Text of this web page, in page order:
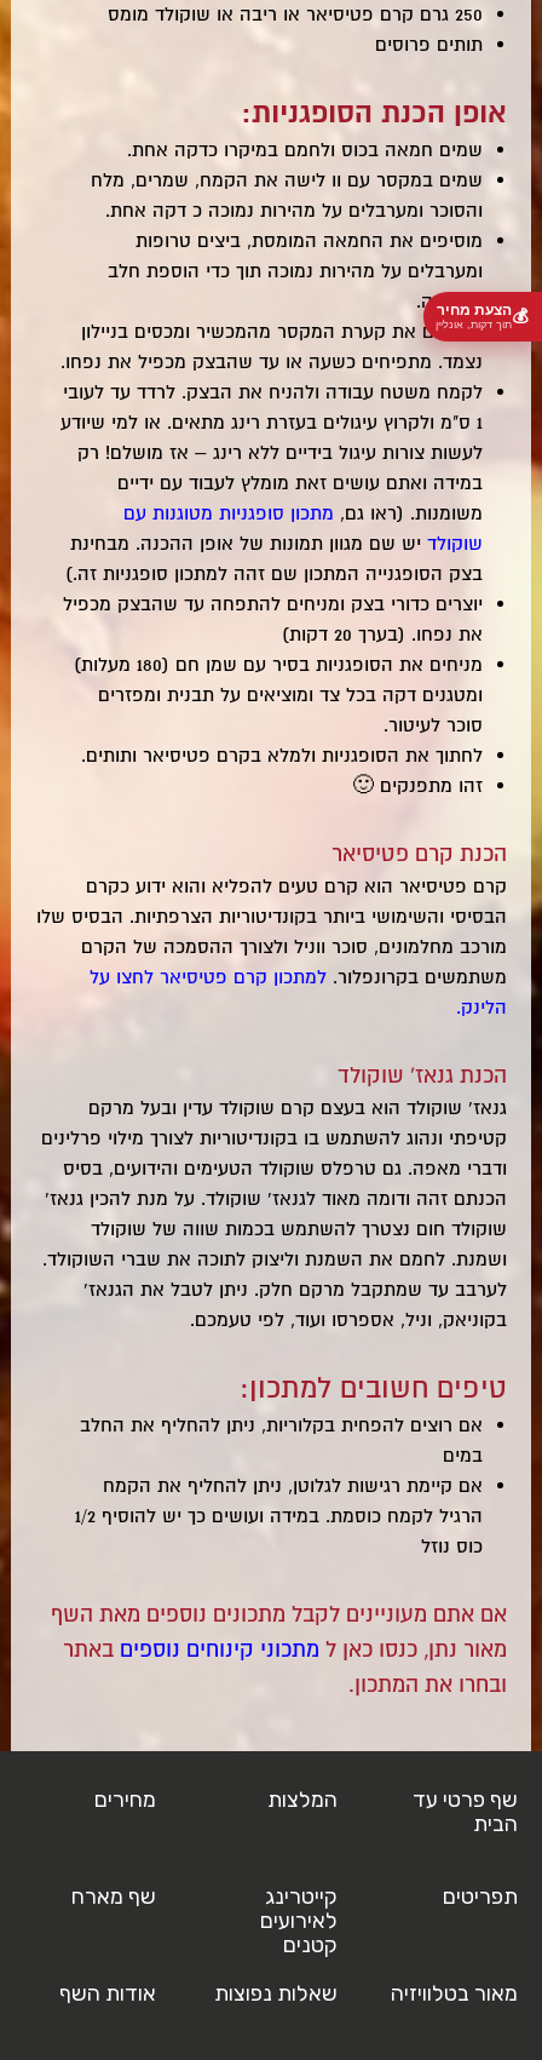
💰הצעת מחיר
תוך דקות, אונליין
250 גרם קרם פטיסיאר או ריבה או שוקולד מומס
תותים פרוסים
אופן הכנת הסופגניות:
שמים חמאה בכוס ולחמם במיקרו כדקה אחת.
שמים במקסר עם וו לישה את הקמח, שמרים, מלח
והסוכר ומערבלים על מהירות נמוכה כ דקה אחת.
מוסיפים את החמאה המומסת, ביצים טרופות
ומערבלים על מהירות נמוכה תוך כדי הוספת חלב
בהדרגה.
מנתקים את קערת המקסר מהמכשיר ומכסים בניילון
נצמד. מתפיחים כשעה או עד שהבצק מכפיל את נפחו.
לקמח משטח עבודה ולהניח את הבצק. לרדד עד לעובי
1 ס"מ ולקרוץ עיגולים בעזרת רינג מתאים. או למי שיודע
לעשות צורות עיגול בידיים ללא רינג – אז מושלם! רק
במידה ואתם עושים זאת מומלץ לעבוד עם ידיים
משומנות. (ראו גם, מתכון סופגניות מטוגנות עם
שוקולדיש שם מגוון תמונות של אופן ההכנה. מבחינת
בצק הסופגנייה המתכון שם זהה למתכון סופגניות זה.)
יוצרים כדורי בצק ומניחים להתפחה עד שהבצק מכפיל
את נפחו. (בערך 20 דקות)
מניחים את הסופגניות בסיר עם שמן חם (180 מעלות)
ומטגנים דקה בכל צד ומוציאים על תבנית ומפזרים
סוכר לעיטור.
לחתוך את הסופגניות ולמלא בקרם פטיסיאר ותותים.
זהו מתפנקים 🙂
הכנת קרם פטיסיאר
קרם פטיסיאר הוא קרם טעים להפליא והוא ידוע כקרם
הבסיסי והשימושי ביותר בקונדיטוריות הצרפתיות. הבסיס שלו
מורכב מחלמונים, סוכר ווניל ולצורך ההסמכה של הקרם
משתמשים בקרונפלור. למתכון קרם פטיסיאר לחצו על
הלינק.
הכנת גנאז' שוקולד
גנאז' שוקולד הוא בעצם קרם שוקולד עדין ובעל מרקם
קטיפתי ונהוג להשתמש בו בקונדיטוריות לצורך מילוי פרלינים
ודברי מאפה. גם טרפלס שוקולד הטעימים והידועים, בסיס
הכנתם זהה ודומה מאוד לגנאז' שוקולד. על מנת להכין גנאז'
שוקולד חום נצטרך להשתמש בכמות שווה של שוקולד
ושמנת. לחמם את השמנת וליצוק לתוכה את שברי השוקולד.
לערבב עד שמתקבל מרקם חלק. ניתן לטבל את הגנאז'
בקוניאק, וניל, אספרסו ועוד, לפי טעמכם.
טיפים חשובים למתכון:
אם רוצים להפחית בקלוריות, ניתן להחליף את החלב
במים
אם קיימת רגישות לגלוטן, ניתן להחליף את הקמח
הרגיל לקמח כוסמת. במידה ועושים כך יש להוסיף 1/2
כוס נוזל
אם אתם מעוניינים לקבל מתכונים נוספים מאת השף
מאור נתן, כנסו כאן ל מתכוני קינוחים נוספים באתר
ובחרו את המתכון.
שף פרטי עד
הבית
תפריטים
מאור בטלוויזיה
המלצות
קייטרינג
לאירועים
קטנים
שאלות נפוצות
מחירים
שף מארח
אודות השף